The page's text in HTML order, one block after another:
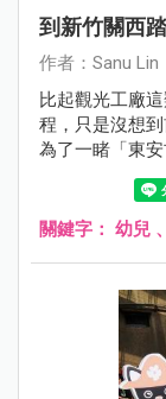
到新竹關西
作者：Sanu Lin
比起觀光工廠
程，只是沒想
為了一睹「東安
關鍵字： 幼兒 、